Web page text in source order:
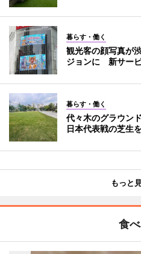
暮らす・働く
観光客の顔写真が
ジョンに 新サー
暮らす・働く
代々木のグラウン
日本代表戦の芝生
もっと
食